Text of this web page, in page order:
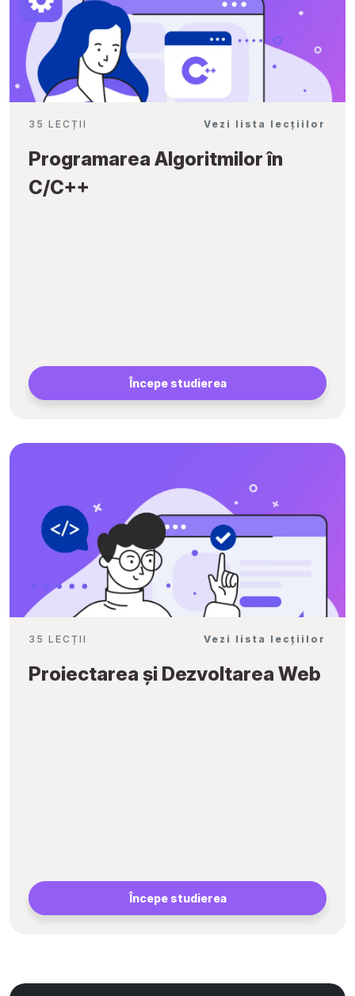
35 LECȚII Vezi lista lecțiilor
Programarea Algoritmilor în
C/C++
Începe studierea
35 LECȚII Vezi lista lecțiilor
Proiectarea și Dezvoltarea Web
Începe studierea